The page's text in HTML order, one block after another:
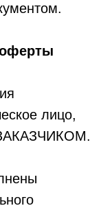
оферты
лицо,
ЗАКАЗЧИКОМ.